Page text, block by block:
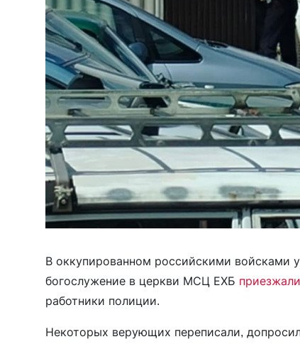
В оккупированном российскими войсками
богослужение в церкви МСЦ ЕХБ приезжали
работники полиции.
Некоторых верующих переписали,